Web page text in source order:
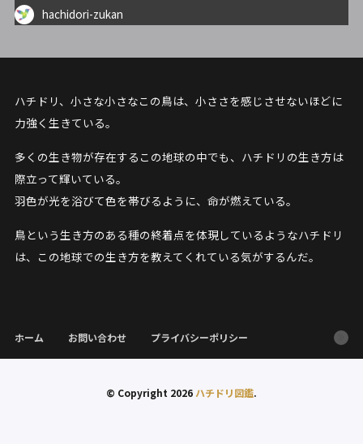
hachidori-zukan
ハチドリ、小さな小さなこの鳥は、小ささを感じさせないほどに
力強く生きている。
多くの生き物が存在するこの地球の中でも、ハチドリの生き方は
際立って輝いている。
羽色が光を浴びて色を帯びるように、命が燃えている。
鳥という生き方のある種の終着点を体現しているようなハチドリ
は、この地球での生き方を教えてくれている気がするんだ。
ホーム お問い合わせ プライバシーポリシー
© Copyright 2026 ハチドリ図鑑.